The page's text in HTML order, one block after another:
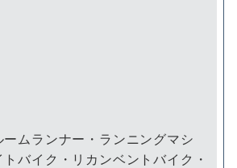
ームランナー・ランニングマシ
バイク・リカンベントバイク・